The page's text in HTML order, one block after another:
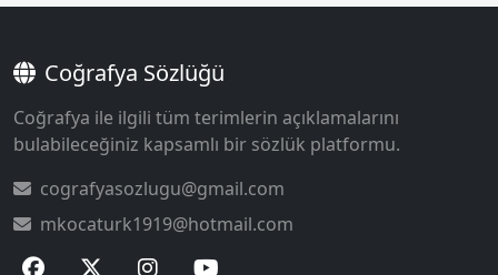
Coğrafya Sözlüğü
Coğrafya ile ilgili tüm terimlerin açıklamalarını
bulabileceğiniz kapsamlı bir sözlük platformu.
cografyasozlugu@gmail.com
mkocaturk1919@hotmail.com